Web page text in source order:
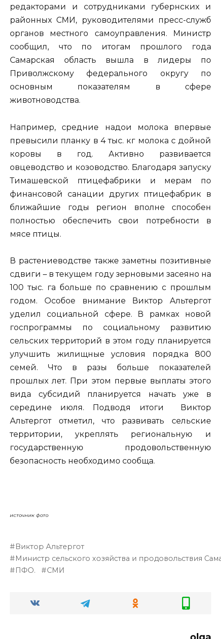
редакторами и сотрудниками губернских и
районных СМИ, руководителями пресс-служб
органов местного самоуправления. Министр
сообщил, что по итогам прошлого года
Самарская область вышла в лидеры по
Приволжскому федерального округу по
основным показателям в сфере
животноводства.
Например, средние надои молока впервые
превысили планку в 4 тыс. кг молока с дойной
коровы в год. Активно развивается
овцеводство и козоводство. Благодаря запуску
Тимашевской птицефабрики и мерам по
финансовой санации других птицефабрик в
ближайшие годы регион вполне способен
полностью обеспечить свои потребности в
мясе птицы.
В растениеводстве также заметны позитивные
сдвиги – в текущем году зерновыми засеяно на
100 тыс. га больше по сравнению с прошлым
годом. Особое внимание Виктор Альтергот
уделил социальной сфере. В рамках новой
госпрограммы по социальному развитию
сельских территорий в этом году планируется
улучшить жилищные условия порядка 800
семей. Что в разы больше показателей
прошлых лет. При этом первые выплаты этого
вида субсидий планируется начать уже в
середине июля. Подводя итоги Виктор
Альтергот отметил, что развивать сельские
территории, укреплять региональную и
государственную продовольственную
безопасность необходимо сообща.
источник фото
Виктор Альтергот
Министр сельского хозяйства и продовольствия
ПФО.
СМИ